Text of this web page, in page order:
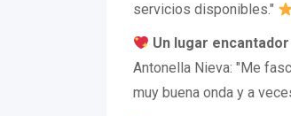
servicios disponibles."
Un lugar
Antonella Nieva: "Me
muy buena onda y a